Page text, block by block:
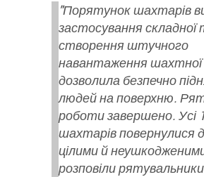
"Порятунок шахтарів
застосування складної
створення штучного
навантаження шахтної
дозволила безпечно
людей на поверхню.
роботи завершено. Усі
шахтарів повернулися
цілими й
розповіли